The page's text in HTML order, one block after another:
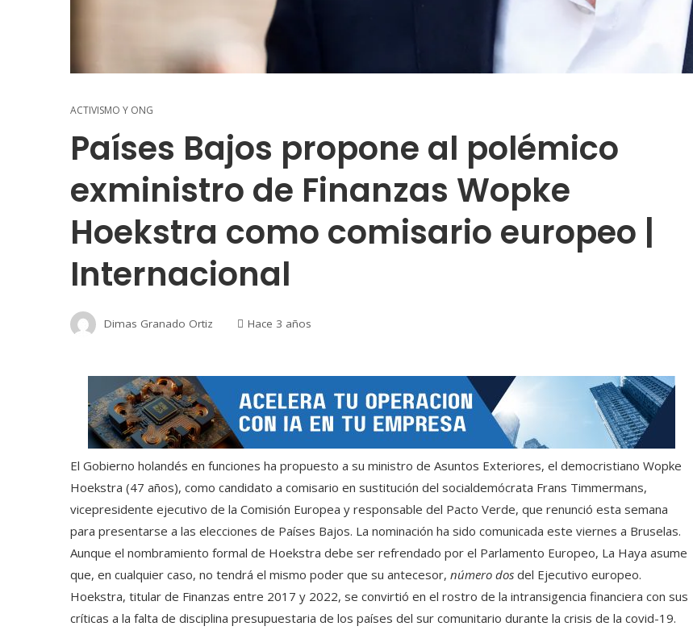
ACTIVISMO Y ONG
Países Bajos propone al polémico
exministro de Finanzas Wopke
Hoekstra como comisario europeo |
Internacional
Dimas Granado Ortiz Hace 3 años
El Gobierno holandés en funciones ha propuesto a su ministro de Asuntos Exteriores, el democristiano Wopke
Hoekstra (47 años), como candidato a comisario en sustitución del socialdemócrata Frans Timmermans,
vicepresidente ejecutivo de la Comisión Europea y responsable del Pacto Verde, que renunció esta semana
para presentarse a las elecciones de Países Bajos. La nominación ha sido comunicada este viernes a Bruselas.
Aunque el nombramiento formal de Hoekstra debe ser refrendado por el Parlamento Europeo, La Haya asume
que, en cualquier caso, no tendrá el mismo poder que su antecesor, número dos del Ejecutivo europeo.
Hoekstra, titular de Finanzas entre 2017 y 2022, se convirtió en el rostro de la intransigencia financiera con sus
críticas a la falta de disciplina presupuestaria de los países del sur comunitario durante la crisis de la covid-19.